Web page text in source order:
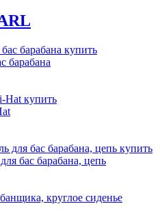
барабана
бас барабана, цепь